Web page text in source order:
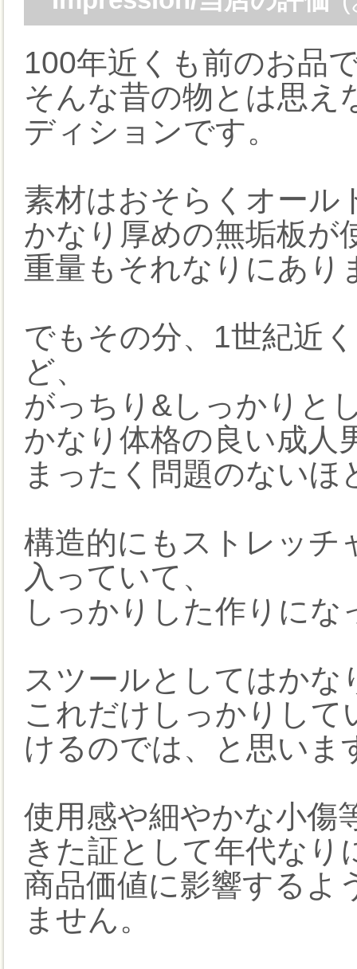
100年近くも前のお品
そんな昔の物とは思え
ディションです。
素材はおそらくオール
かなり厚めの無垢板が
重量もそれなりにあり
でもその分、1世紀近
ど、
がっちり&しっかりと
かなり体格の良い成人
まったく問題のないほ
構造的にもストレッチ
入っていて、
しっかりした作りにな
スツールとしてはか
これだけしっかりし
けるのでは、と思いま
使用感や細やかな小傷
きた証として年代なり
商品価値に影響するよ
ません。